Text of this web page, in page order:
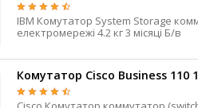
IBM Комутатор System Storage коммутатор (switch) 24 Ні 8 Гбіт/с 24 RJ-45 Так Вбудований Від
електромережі 4.2 кг 3 місяці Б/в
Комутатор Cisco Business 110